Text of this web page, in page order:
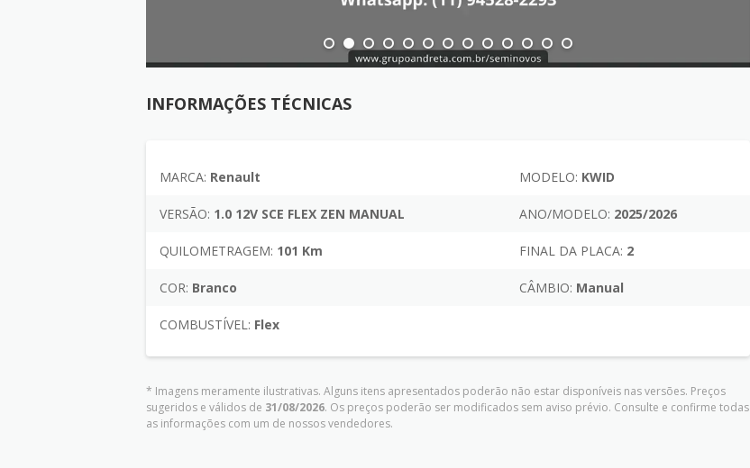
INFORMAÇÕES TÉCNICAS
MARCA: Renault MODELO: KWID
VERSÃO: 1.0 12V SCE FLEX ZEN MANUAL ANO/MODELO: 2025/2026
QUILOMETRAGEM: 101 Km FINAL DA PLACA: 2
COR: Branco CÂMBIO: Manual
COMBUSTÍVEL: Flex
* Imagens meramente ilustrativas. Alguns itens apresentados poderão não estar disponíveis nas versões. Preços
sugeridos e válidos de 31/08/2026. Os preços poderão ser modificados sem aviso prévio. Consulte e confirme todas
as informações com um de nossos vendedores.